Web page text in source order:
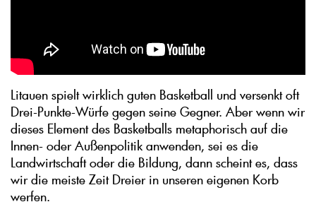
Litauen spielt wirklich guten Basketball und versenkt oft
Drei-Punkte-Würfe gegen seine Gegner. Aber wenn wir
dieses Element des Basketballs metaphorisch auf die
Innen- oder Außenpolitik anwenden, sei es die
Landwirtschaft oder die Bildung, dann scheint es, dass
wir die meiste Zeit Dreier in unseren eigenen Korb
werfen.